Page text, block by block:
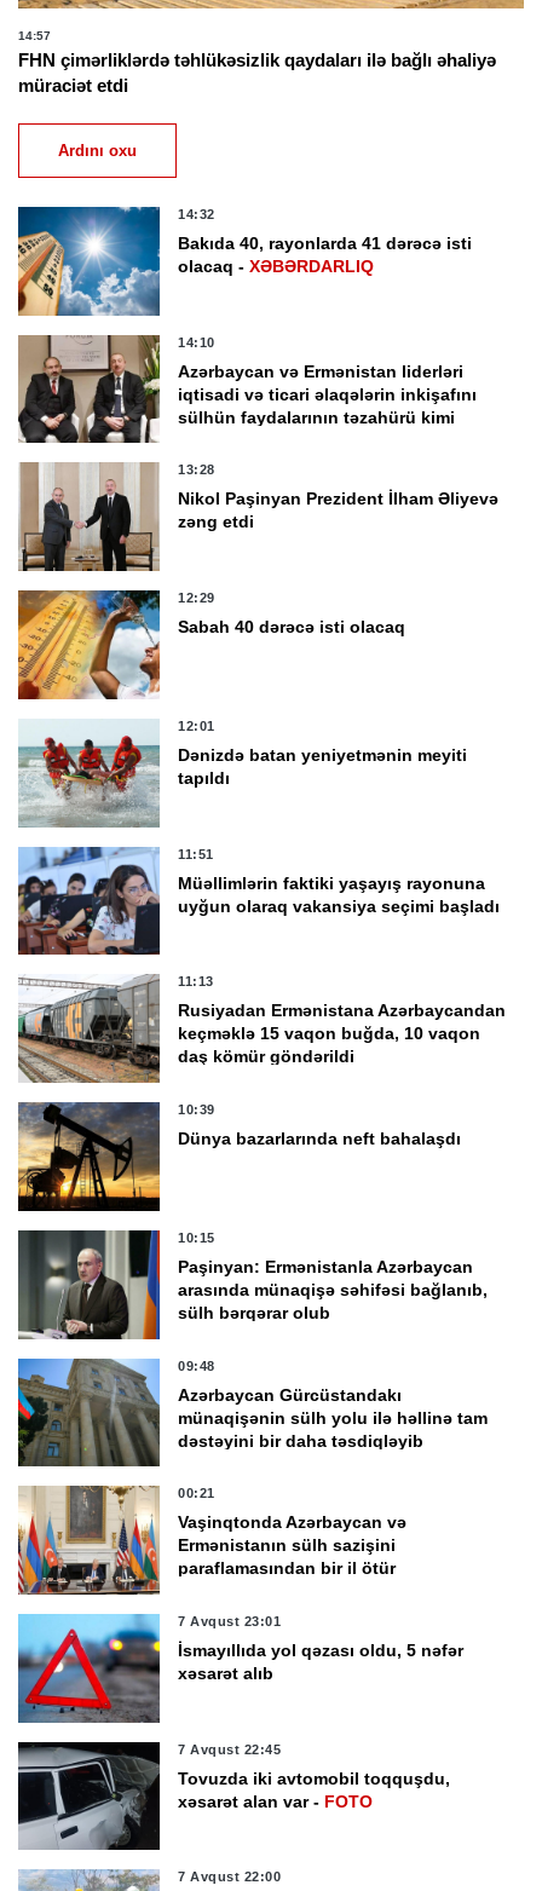
14:57
FHN çimərliklərdə təhlükəsizlik qaydaları ilə bağlı əhaliyə
müraciət etdi
Ardını oxu
14:32
Bakıda 40, rayonlarda 41 dərəcə isti
olacaq -XƏBƏRDARLIQ
14:10
Azərbaycan və Ermənistan liderləri
iqtisadi və ticari əlaqələrin inkişafını
sülhün faydalarının təzahürü kimi
13:28
Nikol Paşinyan Prezident İlham Əliyevə
zəng etdi
12:29
Sabah 40 dərəcə isti olacaq
12:01
Dənizdə batan yeniyetmənin meyiti
tapıldı
11:51
Müəllimlərin faktiki yaşayış rayonuna
uyğun olaraq vakansiya seçimi başladı
11:13
Rusiyadan Ermənistana Azərbaycandan
keçməklə 15 vaqon buğda, 10 vaqon
daş kömür göndərildi
10:39
Dünya bazarlarında neft bahalaşdı
10:15
Paşinyan: Ermənistanla Azərbaycan
arasında münaqişə səhifəsi bağlanıb,
sülh bərqərar olub
09:48
Azərbaycan Gürcüstandakı
münaqişənin sülh yolu ilə həllinə tam
dəstəyini bir daha təsdiqləyib
00:21
Vaşinqtonda Azərbaycan və
Ermənistanın sülh sazişini
paraflamasından bir il ötür
7 Avqust 23:01
İsmayıllıda yol qəzası oldu, 5 nəfər
xəsarət alıb
7 Avqust 22:45
Tovuzda iki avtomobil toqquşdu,
xəsarət alan var - FOTO
7 Avqust 22:00